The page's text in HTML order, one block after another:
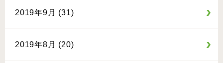
2019年9月 (31)
2019年8月 (20)